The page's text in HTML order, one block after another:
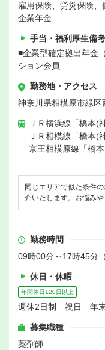
雇用保険、労災保険
企業年金
手当・福利厚生備考
■企業型確定拠出年金
ション会員
勤務地・アクセス
神奈川県相模原市緑区
ＪＲ横浜線「橋本(
ＪＲ相模線「橋本(
京王相模原線「橋
同じエリアで似た条件
介いたします。お悩み
勤務時間
09時00分～17時45分
休日・休暇
年間休日120日以上
週休2日制 祝日 年
募集職種
薬剤師